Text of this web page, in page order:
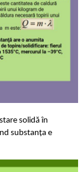
solidă în
substanţa e